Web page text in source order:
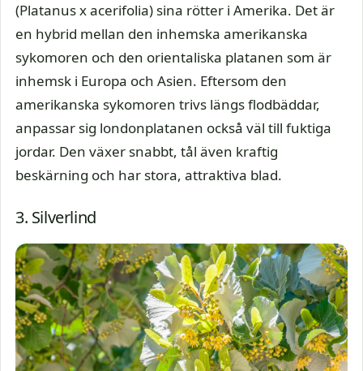
(Platanus x acerifolia) sina rötter i Amerika. Det är
en hybrid mellan den inhemska amerikanska
sykomoren och den orientaliska platanen som är
inhemsk i Europa och Asien. Eftersom den
amerikanska sykomoren trivs längs flodbäddar,
anpassar sig londonplatanen också väl till fuktiga
jordar. Den växer snabbt, tål även kraftig
beskärning och har stora, attraktiva blad.
3. Silverlind